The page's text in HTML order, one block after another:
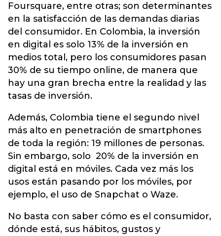
Foursquare, entre otras; son determinantes
en la satisfacción de las demandas diarias
del consumidor. En Colombia, la inversión
en digital es solo 13% de la inversión en
medios total, pero los consumidores pasan
30% de su tiempo online, de manera que
hay una gran brecha entre la realidad y las
tasas de inversión.
Además, Colombia tiene el segundo nivel
más alto en penetración de smartphones
de toda la región: 19 millones de personas.
Sin embargo, solo 20% de la inversión en
digital está en móviles. Cada vez más los
usos están pasando por los móviles, por
ejemplo, el uso de Snapchat o Waze.
No basta con saber cómo es el consumidor,
dónde está, sus hábitos, gustos y